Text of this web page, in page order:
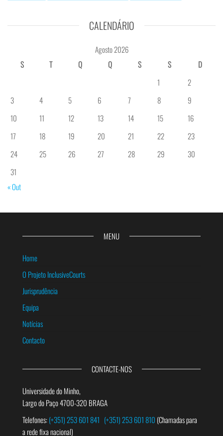
CALENDÁRIO
Agosto 2026
S
T Q Q S S
D
1
2
3
4 5 6 7 8
9
10
11 12 13 14 15
16
17
18 19 20 21 22
23
24
25 26 27 28 29
30
31
« Out
MENU
Home
O Projeto InclusiveCourts
Jurisprudência
Equipa
Notícias
Contacto
CONTACTE-NOS
Universidade do Minho,
Largo do Paço 4700-320 BRAGA
Telefones:(+351) 253 601 841 (+351) 253 601 810 (Chamadas para
a rede fixa nacional)